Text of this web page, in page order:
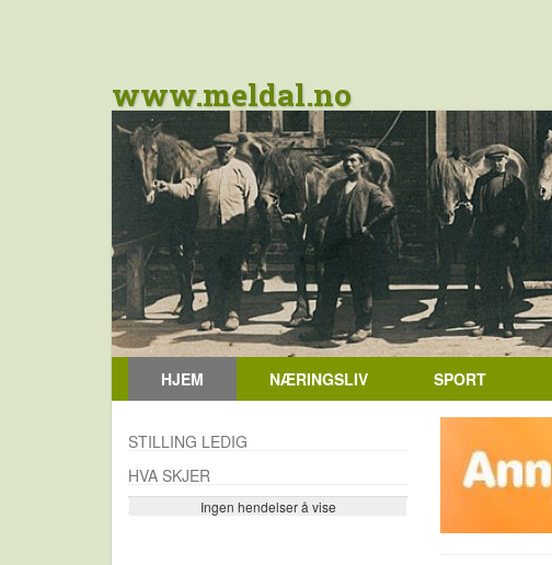
www.meldal.no
HJEM NÆRINGSLIV SPORT
STILLING LEDIG
HVA SKJER
Ingen hendelser å vise
Se flere…